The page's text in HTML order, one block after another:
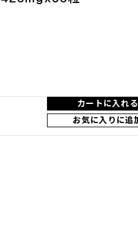
カートに入れる
お気に入りに追